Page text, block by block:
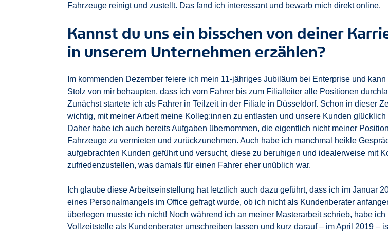
Fahrzeuge reinigt und zustellt. Das fand ich interessant und bewarb mich direkt online.
Kannst du uns ein bisschen von deiner
in unserem Unternehmen erzählen?
Im kommenden Dezember feiere ich mein 11-jähriges Jubiläum bei Enterprise und
Stolz von mir behaupten, dass ich vom Fahrer bis zum Filialleiter alle Positionen
Zunächst startete ich als Fahrer in Teilzeit in der Filiale in Düsseldorf. Schon in dieser
wichtig, mit meiner Arbeit meine Kolleg:innen zu entlasten und unsere Kunden glücklich
Daher habe ich auch bereits Aufgaben übernommen, die eigentlich nicht meiner
Fahrzeuge zu vermieten und zurückzunehmen. Auch habe ich manchmal heikle
aufgebrachten Kunden geführt und versucht, diese zu beruhigen und idealerweise mit
zufriedenzustellen, was damals für einen Fahrer eher unüblich war.
Ich glaube diese Arbeitseinstellung hat letztlich auch dazu geführt, dass ich im Januar
eines Personalmangels im Office gefragt wurde, ob ich nicht als Kundenberater
überlegen musste ich nicht! Noch während ich an meiner Masterarbeit schrieb, habe ich
Vollzeitstelle als Kundenberater umschreiben lassen und kurz darauf – im April 2019 –